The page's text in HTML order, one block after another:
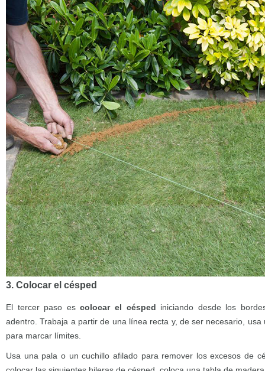
3. Colocar el césped
El tercer paso escolocar el césped iniciando desde los
adentro. Trabaja a partir de una línea recta y, de ser necesario,
para marcar límites.
Usa una pala o un cuchillo afilado para remover los excesos de